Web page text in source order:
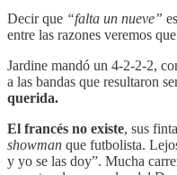
Decir que “falta un nueve”
entre las razones veremos
Jardine mandó un 4-2-2-2,
a las bandas que resultaron
querida.
El francés no existe, sus
showman que futbolista.
y yo se las doy”. Mucha